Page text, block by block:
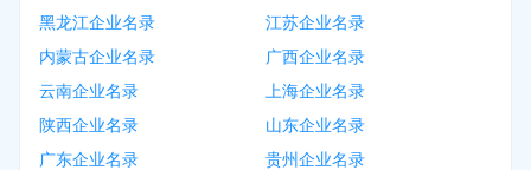
黑龙江企业名录
江苏企业名录
内蒙古企业名录
广西企业名录
云南企业名录
上海企业名录
陕西企业名录
山东企业名录
广东企业名录
贵州企业名录